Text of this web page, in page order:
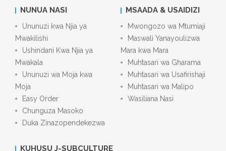
NUNUA NASI
Ununuzi kwa Njia ya
Mwakilishi
Ushindani Kwa Njia ya
Mwakala
Ununuzi wa Moja kwa
Moja
Easy Order
Chunguza Masoko
Duka Zinazopendekezwa
MSAADA & USAIDIZI
Mwongozo wa Mtumiaji
Maswali Yanayoulizwa
Mara kwa Mara
Muhtasari wa Gharama
Muhtasari wa Usafirishaji
Muhtasari wa Malipo
Wasiliana Nasi
KUHUSU J-SUBCULTURE